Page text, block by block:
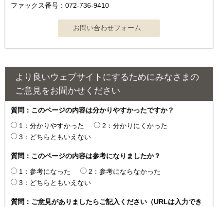
ファックス番号：072-736-9410
より良いウェブサイトにするためにみなさまの
ご意見をお聞かせください
質問：このページの内容は分かりやすかったですか？
1：分かりやすかった
2：分かりにくかった
3：どちらともいえない
質問：このページの内容は参考になりましたか？
1：参考になった
2：参考にならなかった
3：どちらともいえない
質問：ご意見がありましたらご記入ください（URLは入力でき